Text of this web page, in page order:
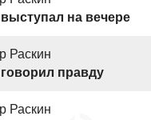
выступал на вечере
Раскин
говорил правду
Раскин